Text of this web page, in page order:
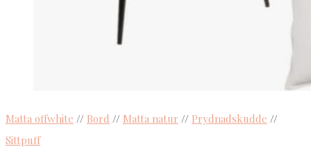
Matta offwhite // Bord // Matta natur // Prydnadskudde //
Sittpuff